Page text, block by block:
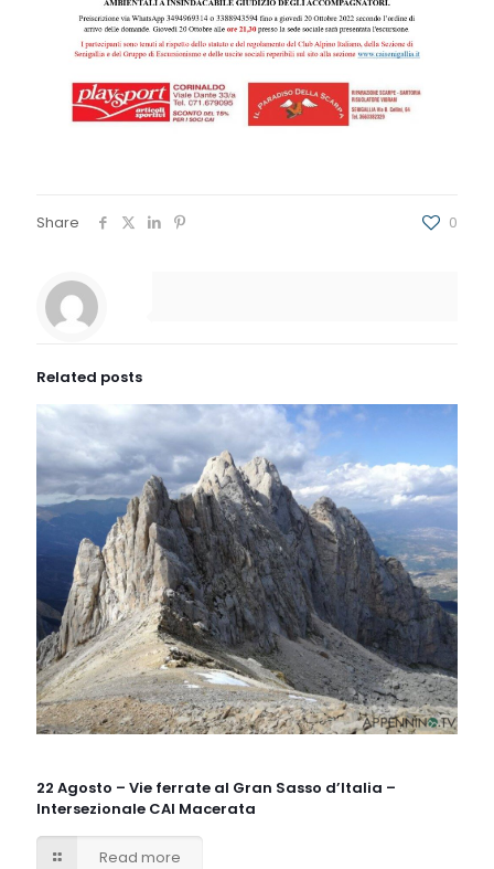
Share 0
Related posts
22 Agosto – Vie ferrate al Gran Sasso d’Italia –
Intersezionale CAI Macerata
Read more